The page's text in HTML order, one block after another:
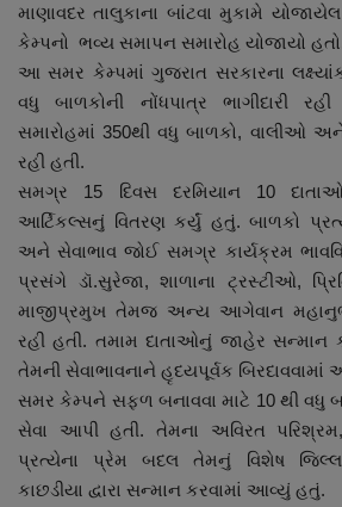
બજારના સમાચાર
નાણાંકીય સમાચાર
સ્થાનિક સમાચાર
સ્પોર્ટ્સ
રાશિફળ
ગુનાખોરી
બોલિવૂડ
સ્વાસ્થ્ય
માણાવદર તાલુકાના બાંટવા મુકામે
કેમ્પનો ભવ્ય સમાપન સમારોહ યોજાયો
આ સમર કેમ્પમાં ગુજરાત સરકારના
વધુ બાળકોની નોંધપાત્ર ભાગીદારી
સમારોહમાં 350થી વધુ બાળકો, વાલીઓ
રહી હતી.
સમગ્ર 15 દિવસ દરમિયાન 10
આર્ટિકલ્સનું વિતરણ કર્યું હતું. બાળકો
અને સેવાભાવ જોઈ સમગ્ર કાર્યક્રમ
પ્રસંગે ડૉ.સુરેજા, શાળાના ટ્રસ્ટીઓ,
માજીપ્રમુખ તેમજ અન્ય આગેવાન
રહી હતી. તમામ દાતાઓનું જાહેર
તેમની સેવાભાવનાને હૃદયપૂર્વક બિરદાવવામાં
સમર કેમ્પને સફળ બનાવવા માટે 10 થી વધુ
સેવા આપી હતી. તેમના અવિરત
પ્રત્યેના પ્રેમ બદલ તેમનું વિશેષ
કાછડીયા દ્વારા સન્માન કરવામાં આવ્યું હતું.